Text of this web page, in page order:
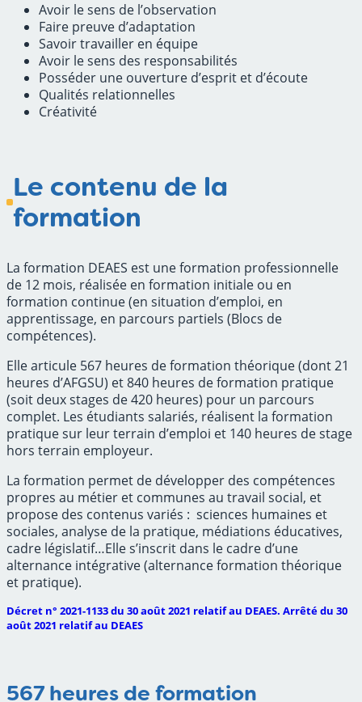
Avoir le sens de l’observation
Faire preuve d’adaptation
Savoir travailler en équipe
Avoir le sens des responsabilités
Posséder une ouverture d’esprit et d’écoute
Qualités relationnelles
Créativité
Le contenu de la
formation
La formation DEAES est une formation professionnelle
de 12 mois, réalisée en formation initiale ou en
formation continue(en situation d’emploi, en
apprentissage, en parcours partiels (Blocs de
compétences).
Elle articule 567 heures de formation théorique (dont 21
heures d’AFGSU) et 840 heures de formation pratique
(soit deux stages de 420 heures) pour un parcours
complet. Les étudiants salariés, réalisent la formation
pratique sur leur terrain d’emploi et 140 heures de stage
hors terrain employeur.
La formation permet de développer des compétences
propres au métier et communes au travail social, et
propose des contenus variés : sciences humaines et
sociales, analyse de la pratique, médiations éducatives,
cadre législatif…Elle s’inscrit dans le cadre d’une
alternance intégrative (alternance formation théorique
et pratique).
Décret n° 2021-1133 du 30 août 2021 relatif au DEAES. Arrêté du 30
août 2021 relatif au DEAES
567 heures de formation